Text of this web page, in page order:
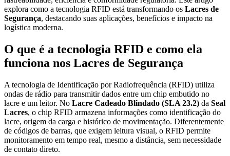
explora como a tecnologia RFID está transformando os Lacres de
Segurança, destacando suas aplicações, benefícios e impacto na
logística moderna.
O que é a tecnologia RFID e como ela
funciona nos Lacres de Segurança
A tecnologia de Identificação por Radiofrequência (RFID) utiliza
ondas de rádio para transmitir dados entre um chip embutido no
lacre e um leitor. No Lacre Cadeado Blindado (SLA 23.2) da Seal
Lacres, o chip RFID armazena informações como identificação do
lacre, origem da carga e histórico de movimentação. Diferentemente
de códigos de barras, que exigem leitura visual, o RFID permite
monitoramento em tempo real, mesmo a distância, sem necessidade
de contato direto.